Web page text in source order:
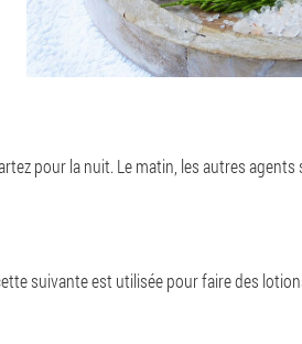
pour la nuit. Le matin, les autres agents
suivante est utilisée pour faire des